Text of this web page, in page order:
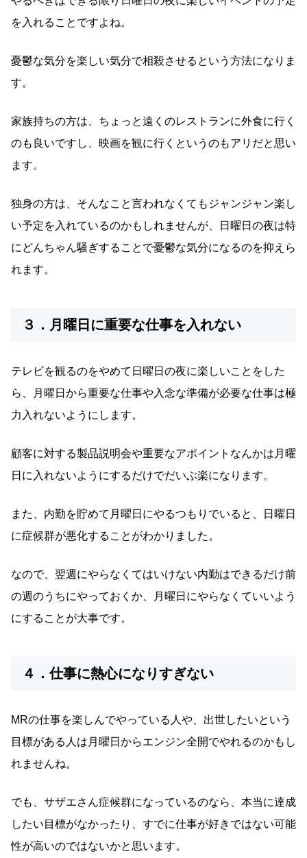
を入れることですよね。
憂鬱な気分を楽しい気分で相殺させるという方法になりま
す。
家族持ちの方は、ちょっと遠くのレストランに外食に行く
のも良いですし、映画を観に行くというのもアリだと思い
ます。
独身の方は、そんなこと言われなくてもジャンジャン楽し
い予定を入れているのかもしれませんが、日曜日の夜は特
にどんちゃん騒ぎすることで憂鬱な気分になるのを抑えら
れます。
３．月曜日に重要な仕事を入れない
テレビを観るのをやめて日曜日の夜に楽しいことをした
ら、月曜日から重要な仕事や入念な準備が必要な仕事は極
力入れないようにします。
顧客に対する製品説明会や重要なアポイントなんかは月曜
日に入れないようにするだけでだいぶ楽になります。
また、内勤を貯めて月曜日にやるつもりでいると、日曜日
に症候群が悪化することがわかりました。
なので、翌週にやらなくてはいけない内勤はできるだけ前
の週のうちにやっておくか、月曜日にやらなくていいよう
にすることが大事です。
４．仕事に熱心になりすぎない
MRの仕事を楽しんでやっている人や、出世したいという
目標がある人は月曜日からエンジン全開でやれるのかもし
れませんね。
でも、サザエさん症候群になっているのなら、本当に達成
したい目標がなかったり、すでに仕事が好きではない可能
性が高いのではないかと思います。